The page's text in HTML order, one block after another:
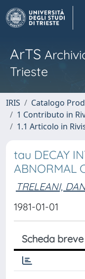
ArTS
Trieste
IRIS
Catalogo
1 Contributo in
1.1 Articolo in
tau DECAY
ABNORMAL
TRELEANI,
1981-01-01
Scheda breve